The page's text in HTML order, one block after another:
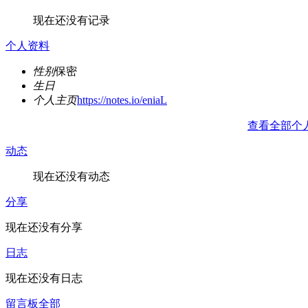
现在还没有记录
个人资料
性别保密
生日
个人主页https://notes.io/eniaL
查看全部个
动态
现在还没有动态
分享
现在还没有分享
日志
现在还没有日志
留言板全部